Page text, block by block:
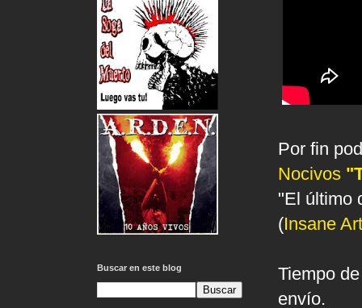
Por fin
Nocivos
"El último
(Insane
Tiempo
envío.
Buscar en este blog